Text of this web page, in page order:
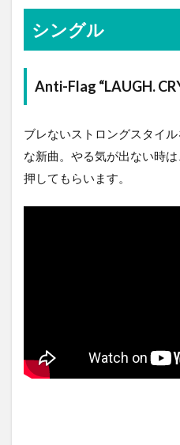
シングル
Anti-Flag “LAUGH.
ブレないストロングスタイ
な新曲。やる気が出ない時
押してもらいます。